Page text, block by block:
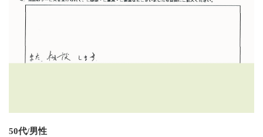
50代/男性